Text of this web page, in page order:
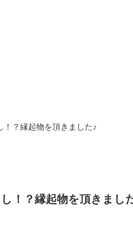
！？縁起物を頂きました♪
！？縁起物を頂きまし